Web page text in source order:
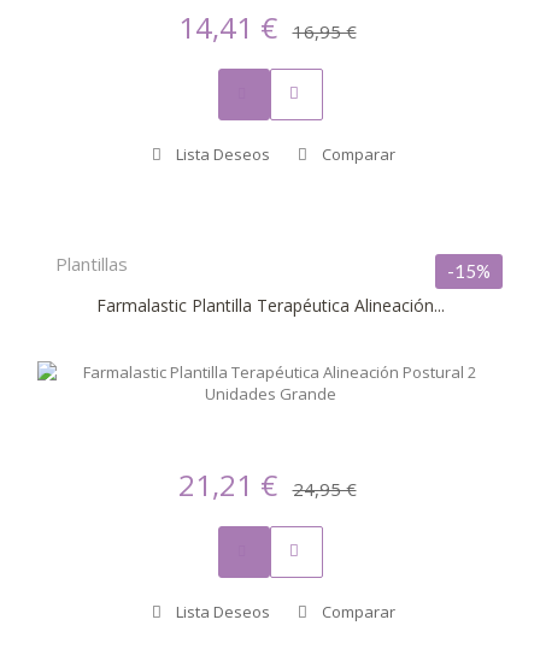
14,41 € 16,95 €
Lista Deseos Comparar
Plantillas
Farmalastic Plantilla Terapéutica Alineación...
-15%
21,21 € 24,95 €
Lista Deseos Comparar